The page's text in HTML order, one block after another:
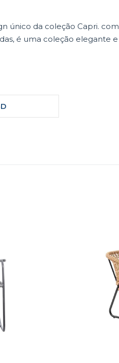
único da coleção Capri. com
é uma coleção elegante e